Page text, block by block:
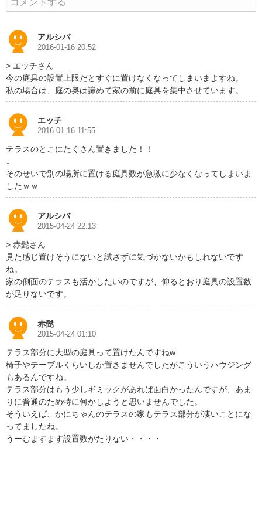
コメントする
アルシバ
2016-01-16 20:52
> エッチさん
今の庭具の設置上限だとすぐに置けなくなってしまいまよすね。
私の場合は、庭の奥は諦めて家の前に庭具を集中させています。
エッチ
2016-01-16 11:55
テラスのとこにたくさん置きました！！
↓
そのせいで別の場所に置ける庭具数が急激に少なくなってしまいま
したｗｗ
アルシバ
2015-04-24 22:13
> 赤髭さん
見た感じ置けそうにないと試さずに気づかないかもしれないです
ね。
家の側面のテラスも活かしたいのですが、仰るとおり庭具の設置数
が足りないです。
赤髭
2015-04-24 01:10
テラス部分に大型の庭具って置けたんですねw
椅子やテーブルくらいしか置きませんでしたがこういうハウジング
もあるんですね。
テラス部分はもう少しギミックがあれば面白かったんですが、あま
りに普通のため特に何かしようと思いませんでした。
そういえば、かにちゃんのテラスの家もテラス部分が凄いことにな
ってましたね。
うーむますます設置数がたりない・・・・